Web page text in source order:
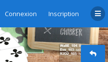
Connexion Inscription